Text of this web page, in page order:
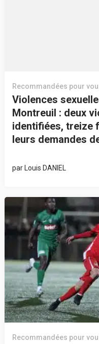
Recommandées pour
Violences
Montreuil : deux
identifiées, treize
leurs demandes
par Louis DANIEL
Recommandées pour